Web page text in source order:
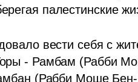
палестинские
вести себя с
- Рамбам (Рабби
(Рабби Моше